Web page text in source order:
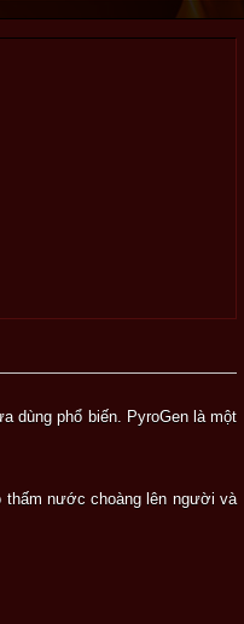
dùng phổ biến. PyroGen là một
thấm nước choàng lên người và